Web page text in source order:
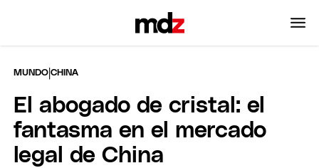
MUNDO |CHINA
El abogado de cristal: el
fantasma en el mercado
legal de China